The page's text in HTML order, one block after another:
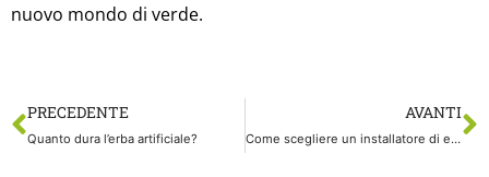
nuovo mondo di verde.
PRECEDENTE
Quanto dura l’erba artificiale?
AVANTI
Come scegliere un installatore di erba sintetica: l’importanza della specializzazione per ottenere risultati impeccabili